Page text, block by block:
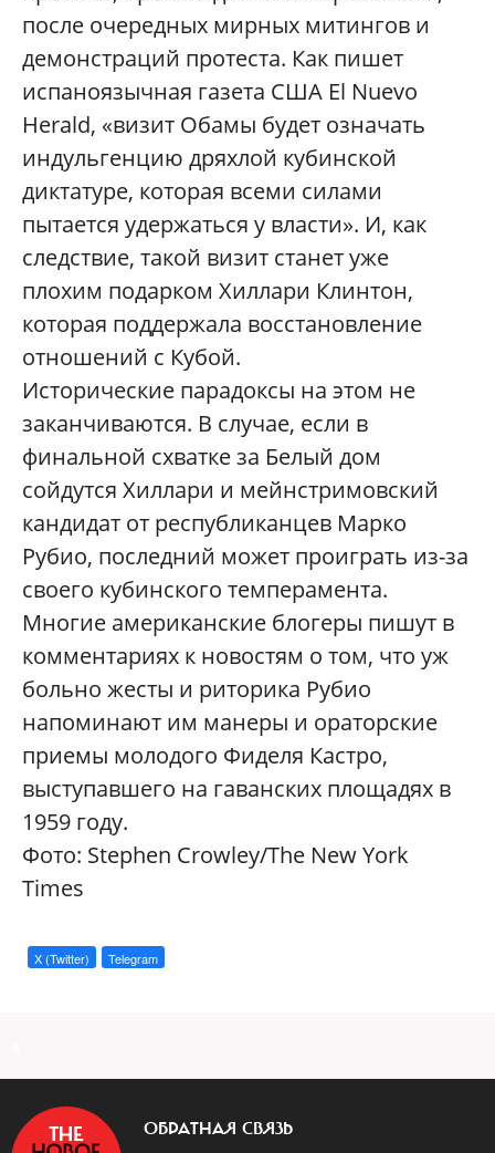
после очередных мирных митингов и
демонстраций протеста. Как пишет
испаноязычная газета США El Nuevo
Herald, «визит Обамы будет означать
индульгенцию дряхлой кубинской
диктатуре, которая всеми силами
пытается удержаться у власти». И, как
следствие, такой визит станет уже
плохим подарком Хиллари Клинтон,
которая поддержала восстановление
отношений с Кубой.
Исторические парадоксы на этом не
заканчиваются. В случае, если в
финальной схватке за Белый дом
сойдутся Хиллари и мейнстримовский
кандидат от республиканцев Марко
Рубио, последний может проиграть из-за
своего кубинского темперамента.
Многие американские блогеры пишут в
комментариях к новостям о том, что уж
больно жесты и риторика Рубио
напоминают им манеры и ораторские
приемы молодого Фиделя Кастро,
выступавшего на гаванских площадях в
1959 году.
Credit
Фото: Stephen Crowley/The New York
Times
CrediStephen
X (Twitter) Telegram
ОБРАТНАЯ СВЯЗЬ